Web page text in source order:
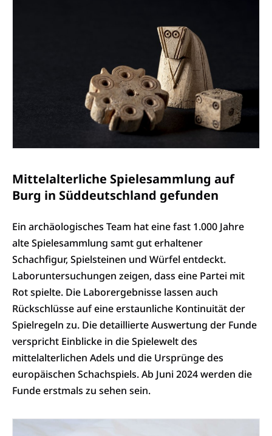
Mittelalterliche Spielesammlung auf
Burg in Süddeutschland gefunden
Ein archäologisches Team hat eine fast 1.000 Jahre
alte Spielesammlung samt gut erhaltener
Schachfigur, Spielsteinen und Würfel entdeckt.
Laboruntersuchungen zeigen, dass eine Partei mit
Rot spielte. Die Laborergebnisse lassen auch
Rückschlüsse auf eine erstaunliche Kontinuität der
Spielregeln zu. Die detaillierte Auswertung der Funde
verspricht Einblicke in die Spielewelt des
mittelalterlichen Adels und die Ursprünge des
europäischen Schachspiels. Ab Juni 2024 werden die
Funde erstmals zu sehen sein.